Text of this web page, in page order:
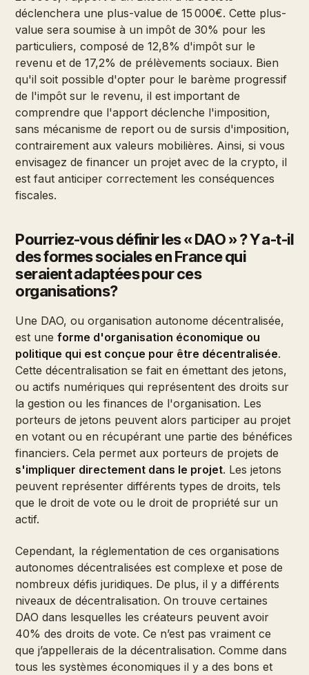
déclenchera une plus-value de 15 000€. Cette plus-
value sera soumise à un impôt de 30% pour les
particuliers, composé de 12,8% d'impôt sur le
revenu et de 17,2% de prélèvements sociaux. Bien
qu'il soit possible d'opter pour le barème progressif
de l'impôt sur le revenu, il est important de
comprendre que l'apport déclenche l'imposition,
sans mécanisme de report ou de sursis d'imposition,
contrairement aux valeurs mobilières. Ainsi, si vous
envisagez de financer un projet avec de la crypto, il
est faut anticiper correctement les conséquences
fiscales.
Pourriez-vous définir les « DAO » ? Y a-t-il
des formes sociales en France qui
seraient adaptées pour ces
organisations?
Une DAO, ou organisation autonome décentralisée,
est uneforme d'organisation économique ou
politique qui est conçue pour être décentralisée.
Cette décentralisation se fait en émettant des jetons,
ou actifs numériques qui représentent des droits sur
la gestion ou les finances de l'organisation. Les
porteurs de jetons peuvent alors participer au projet
en votant ou en récupérant une partie des bénéfices
financiers. Cela permet aux porteurs de projets de
s'impliquer directement dans le projet. Les jetons
peuvent représenter différents types de droits, tels
que le droit de vote ou le droit de propriété sur un
actif.
Cependant, la réglementation de ces organisations
autonomes décentralisées est complexe et pose de
nombreux défis juridiques. De plus, il y a différents
niveaux de décentralisation. On trouve certaines
DAO dans lesquelles les créateurs peuvent avoir
40% des droits de vote. Ce n’est pas vraiment ce
que j’appellerais de la décentralisation. Comme dans
tous les systèmes économiques il y a des bons et